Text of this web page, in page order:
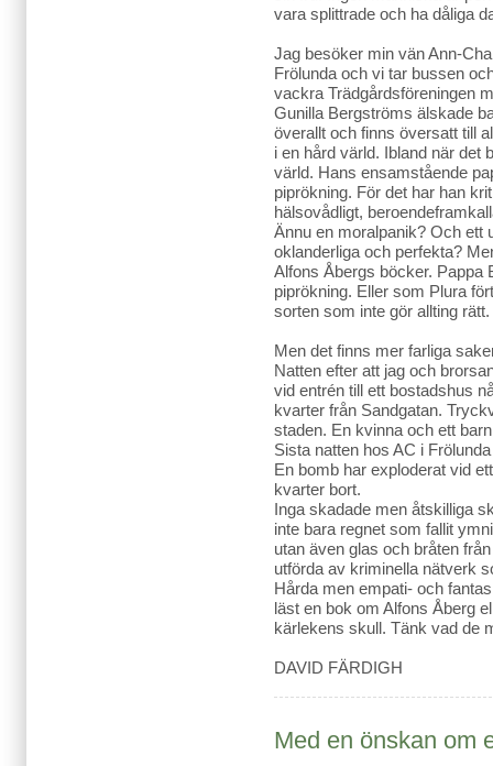
vara splittrade och ha dåliga
Jag besöker min vän Ann-
Frölunda och vi tar bussen
vackra Trädgårdsföreningen
Gunilla Bergströms älskade
överallt och finns översatt till
i en hård värld. Ibland när det
värld. Hans ensamstående
piprökning. För det har han
hälsovådligt,
Ännu en moralpanik? Och ett
oklanderliga och perfekta?
Alfons Åbergs böcker. Pappa
piprökning. Eller som Plura
sorten som inte gör allting rätt.
Men det finns mer farliga
Natten efter att jag och
vid entrén till ett bostadshus
kvarter från Sandgatan.
staden. En kvinna och ett
Sista natten hos AC i
En bomb har exploderat vid
kvarter bort.
Inga skadade men åtskilliga
inte bara regnet som fallit
utan även glas och bråten
utförda av kriminella nätverk
Hårda men empati- och
läst en bok om Alfons Åberg
kärlekens skull. Tänk vad de
DAVID FÄRDIGH
Med en önskan om